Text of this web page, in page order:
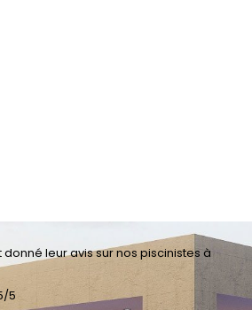
donné leuravis sur nos piscinistes à
/5